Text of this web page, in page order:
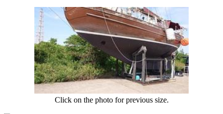
Click on the photo for previous size.